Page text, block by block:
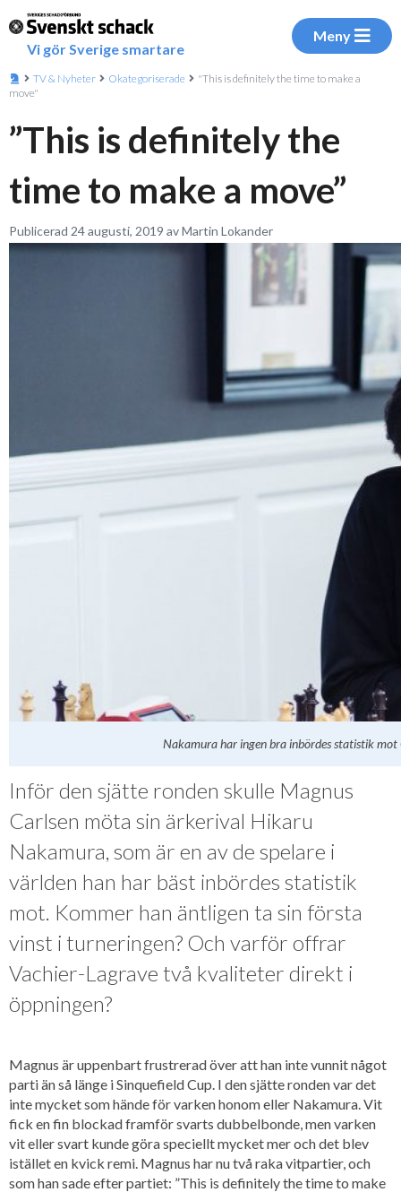
Vi gör Sverige smartare
Meny
TV & Nyheter Okategoriserade
"This is definitely the time to make a
move"
”This is definitely the
time to make a move”
Publicerad 24 augusti, 2019 av Martin Lokander
Nakamura har ingen bra inbördes statistik
Inför den sjätte ronden skulle Magnus
Carlsen möta sin ärkerival Hikaru
Nakamura, som är en av de spelare i
världen han har bäst inbördes statistik
mot. Kommer han äntligen ta sin första
vinst i turneringen? Och varför offrar
Vachier-Lagrave två kvaliteter direkt i
öppningen?
Magnus är uppenbart frustrerad över att han inte vunnit något
parti än så länge i Sinquefield Cup. I den sjätte ronden var det
inte mycket som hände för varken honom eller Nakamura. Vit
fick en fin blockad framför svarts dubbelbonde, men varken
vit eller svart kunde göra speciellt mycket mer och det blev
istället en kvick remi. Magnus har nu två raka vitpartier, och
som han sade efter partiet: ”This is definitely the time to make